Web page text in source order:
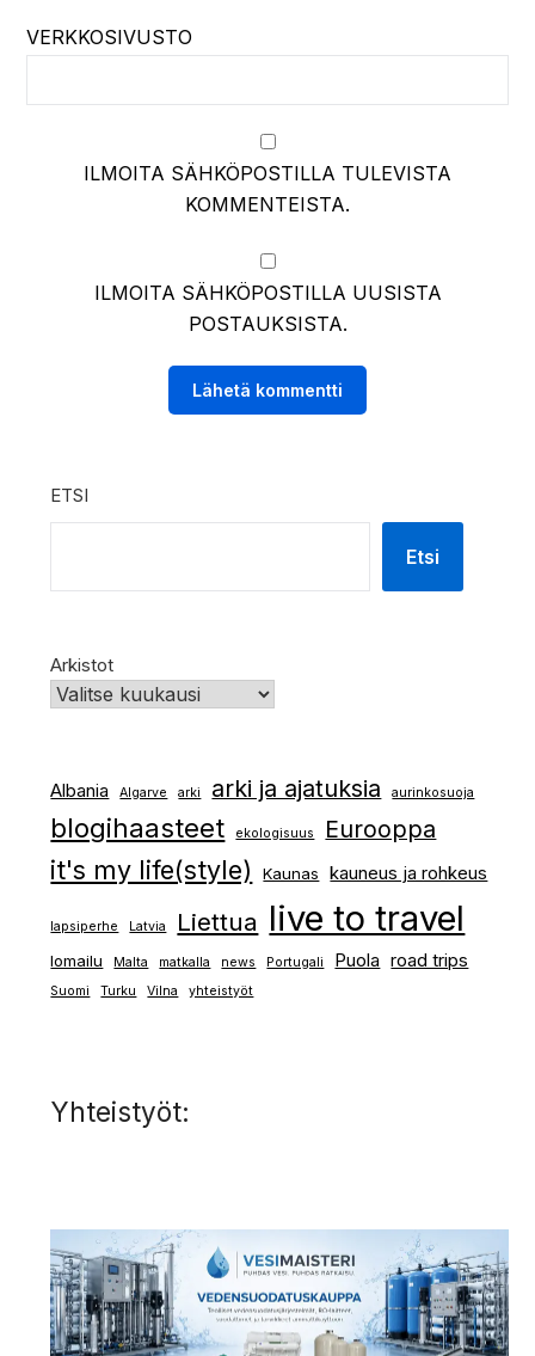
VERKKOSIVUSTO
ILMOITA SÄHKÖPOSTILLA TULEVISTA
KOMMENTEISTA.
ILMOITA SÄHKÖPOSTILLA UUSISTA
POSTAUKSISTA.
ETSI
Etsi
Arkistot
Albania Algarve arki arki ja ajatuksia aurinkosuoja
blogihaasteet ekologisuus Eurooppa
it's my life(style) Kaunas kauneus ja rohkeus
lapsiperhe Latvia Liettua live to travel
lomailu Malta matkalla news Portugali Puola road trips
Suomi Turku Vilna yhteistyöt
Yhteistyöt: